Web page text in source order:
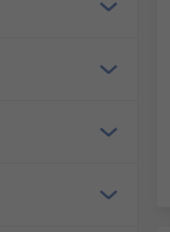
に関しては、RSの